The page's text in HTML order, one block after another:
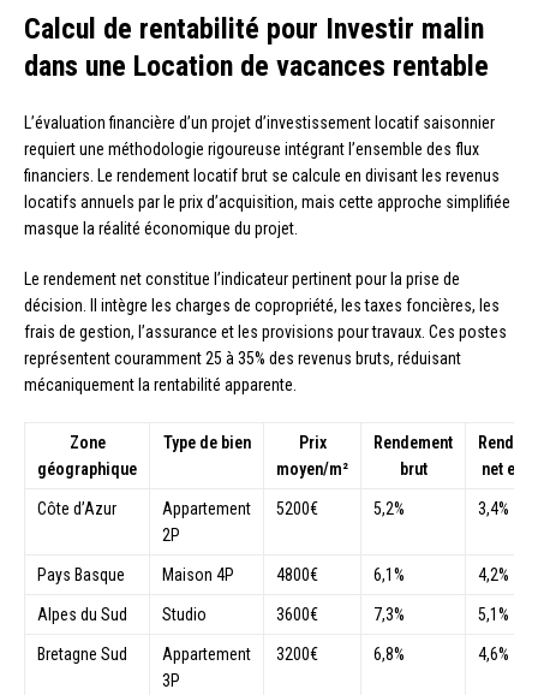
Calcul de rentabilité pour Investir malin
dans une Location de vacances rentable
L’évaluation financière d’un projet d’investissement locatif saisonnier
requiert une méthodologie rigoureuse intégrant l’ensemble des flux
financiers. Le rendement locatif brut se calcule en divisant les revenus
locatifs annuels par le prix d’acquisition, mais cette approche simplifiée
masque la réalité économique du projet.
Le rendement net constitue l’indicateur pertinent pour la prise de
décision. Il intègre les charges de copropriété, les taxes foncières, les
frais de gestion, l’assurance et les provisions pour travaux. Ces postes
représentent couramment 25 à 35% des revenus bruts, réduisant
mécaniquement la rentabilité apparente.
Zone
géographique
Type de bien
Prix
moyen/m²
Rendement
brut
net
Côte d’Azur
Appartement
2P
5200€ 5,2% 3,4%
Pays Basque Maison 4P 4800€ 6,1% 4,2%
Alpes du Sud Studio 3600€ 7,3% 5,1%
Bretagne Sud
Appartement
3P
3200€ 6,8% 4,6%